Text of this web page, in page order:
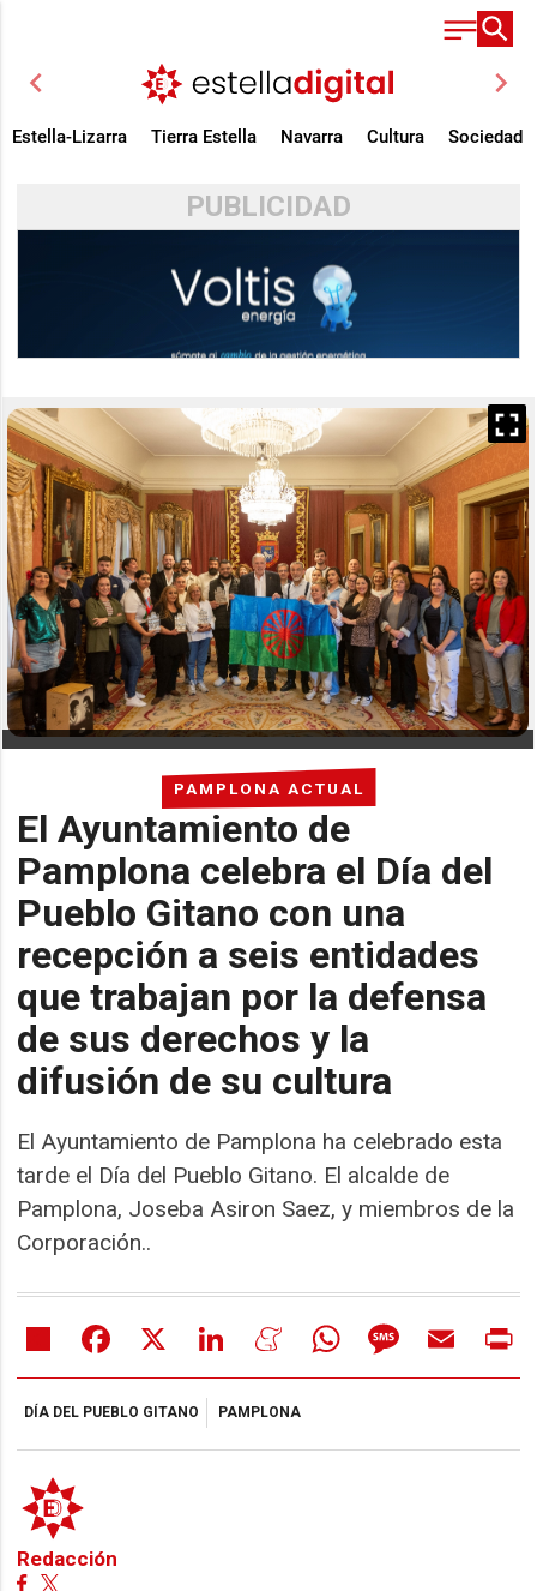
chevron_left chevron_right
Estella-Lizarra Tierra Estella Navarra Cultura Sociedad
PUBLICIDAD
PAMPLONA ACTUAL
El Ayuntamiento de
Pamplona celebra el Día del
Pueblo Gitano con una
recepción a seis entidades
que trabajan por la defensa
de sus derechos y la
difusión de su cultura
El Ayuntamiento de Pamplona ha celebrado esta
tarde el Día del Pueblo Gitano. El alcalde de
Pamplona, Joseba Asiron Saez, y miembros de la
Corporación..
Share Facebook LinkedIn MeneameWhatsAppMessageEmail
DÍA DEL PUEBLO GITANO PAMPLONA
Redacción